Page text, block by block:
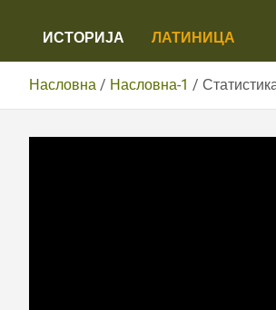
ИСТОРИЈА ЛАТИНИЦА
Насловна Насловна-1